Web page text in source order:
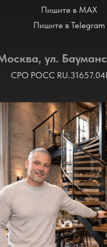
ул.
Пишите в MAX
Пишите в Telegram
СРО РОСС